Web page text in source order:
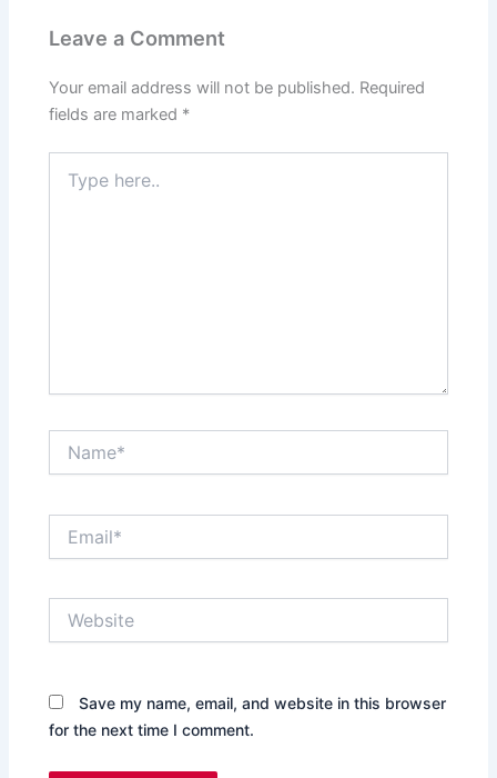
Leave a Comment
Your email address will not be published. Required
fields are marked *
here..
Save my name, email, and website in this browser
for the next time I comment.